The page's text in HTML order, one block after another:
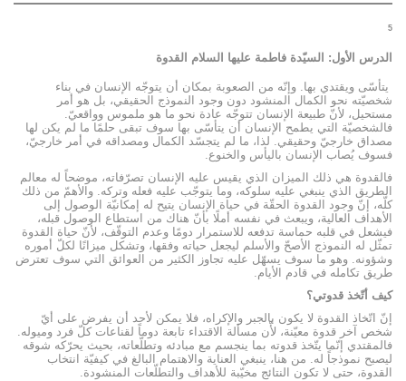
5
الدرس الأول: السيّدة فاطمة عليها السلام القدوة
يتأسّى ويقتدي بها. وإنّه من الصعوبة بمكان أن يتوجّه الإنسان في بناء
شخصيّته نحو الكمال المنشود دون وجود النموذج الحقيقي، بل هو أمر
مستحيل، لأنّ طبيعة الإنسان تتوجّه عادة نحو ما هو ملموس وواقعيّ.
فالشخصيّة التي يطمح الإنسان أن يتأسّى بها سوف تبقى حلمًا ما لم يكن لها
مصداق خارجيّ وحقيقي. لذا، ما لم يتجسّد الكمال ومصداقه في أمر خارجيّ،
فسوف يُصاب الإنسان باليأس والخنوع.
فالقدوة هي ذلك الميزان الذي يقيس عليه الإنسان تصرّفاته، موضحاً له معالم
الطريق الذي ينبغي عليه سلوكه، وما يتوجّب عليه فعله وتركه. والأهمّ من ذلك
كلّه، إنّ وجود القدوة الحقّة في حياة الإنسان يتيح له إمكانيّة الوصول إلى
الأهداف العالية، ويبعث في نفسه أملًا بأنّ هناك من استطاع الوصول قبله،
فيشعل في قلبه حماسة تدفعه للاستمرار دومًا وعدم التوقّف، لأنّ حياة القدوة
تمثّل له النموذج الأصحّ والأسلم ليجعل حياته وفقها، وتشكل ميزانًا لكلّ أموره
وشؤونه. وهو ما سوف يسهّل عليه تجاوز الكثير من العوائق التي سوف تعترض
طريق تكامله في قادم الأيام.
كيف أتّخذ قدوتي؟
إنّ اتّخاذ القدوة لا يكون بالجبر والإكراه، فلا يمكن لأحد أن يفرض على أيّ
شخص آخر قدوة معيّنة، لأّن مسألة الاقتداء تابعة دوماً لقناعات كلّ فرد وميوله.
فالمقتدي إنّما يتّخذ قدوته بما ينجسم مع مبادئه وتطلّعاته، بحيث يحرّكه شوقه
ليصبح نموذجاً له. من هنا، ينبغي العناية والاهتمام البالغ في كيفيّة انتخاب
القدوة، حتى لا تكون النتائج مخيّبة للأهداف والتطلّعات المنشودة.